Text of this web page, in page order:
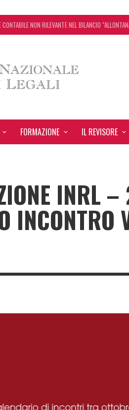
CONTABILE NON RILEVANTE NEL BILANCIO
OMNIBUS: CON IL CONCORDATO UNO ‘SCUDO’
FORMAZIONE IL REVISORE
INRL –
INCONTRO